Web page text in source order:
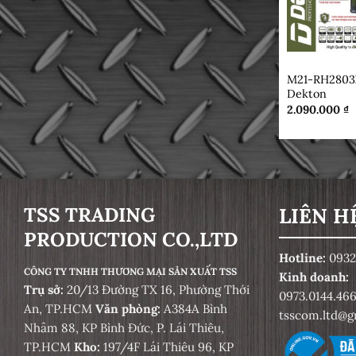
Thiết Bị Khử Tĩnh Điện Cho Vật
Liệu Mài
Sợi Lưu Hóa
Sơn Phủ Tĩnh Điện
Phân Đoạn Xoáy
[OSA] (Tổ Chức An Toàn Dụng Cụ
Mài e.V.)
Mềm Hóa
Lưu Trữ & Bảo Quản
Mài Ướt
Khoan, cắt
Mài tấm xơ ép
An Toàn Trong Mài & Cắt
Mài bằng tay
đúng
M21-
Dekton
2.090.000 ₫
TSS TRADING
PRODUCTION CO.,LTD
CÔNG TY TNHH THƯƠNG MẠI SẢN XUẤT TSS
Trụ sở: 20/13 Đường TX 16, Phường Thới
An, TP.HCM Văn phòng: A384A Bình
Nhâm 88, KP Bình Đức, P. Lái Thiêu,
TP.HCM Kho: 197/4F Lái Thiêu 96, KP
LIÊN
Hotline:
Kinh doanh:
0973.0144.466